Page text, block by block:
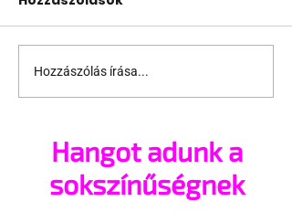
Több mint 2 millió
euróért kelt el Freddie
Hozzászólás írása...
Hangot adunk a
sokszínűségnek